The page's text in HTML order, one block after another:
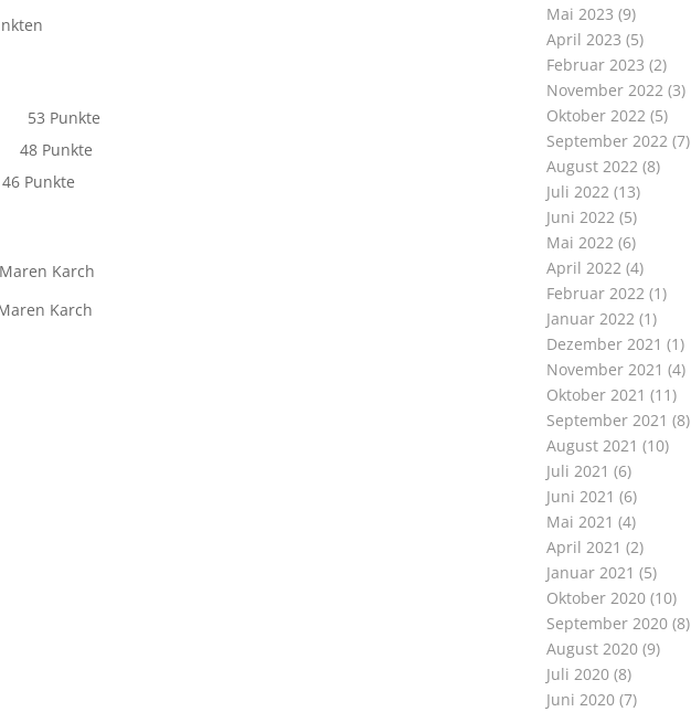
53 Punkte
48 Punkte
Punkte
Karch
Karch
Mai 2023 (9)
April 2023 (5)
Februar 2023 (2)
November 2022(3)
Oktober 2022(5)
September 2022(7)
August 2022(8)
Juli 2022(13)
Juni 2022(5)
Mai 2022(6)
April 2022(4)
Februar 2022(1)
Januar 2022(1)
Dezember 2021 (1)
November 2021 (4)
Oktober 2021 (11)
September 2021 (8)
August 2021 (10)
Juli 2021 (6)
Juni 2021 (6)
Mai 2021 (4)
April 2021 (2)
Januar 2021 (5)
Oktober 2020(10)
September 2020(8)
August 2020(9)
Juli 2020(8)
Juni 2020(7)